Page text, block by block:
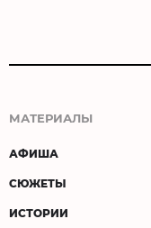
МАТЕРИАЛЫ
АФИША
СЮЖЕТЫ
ИСТОРИИ